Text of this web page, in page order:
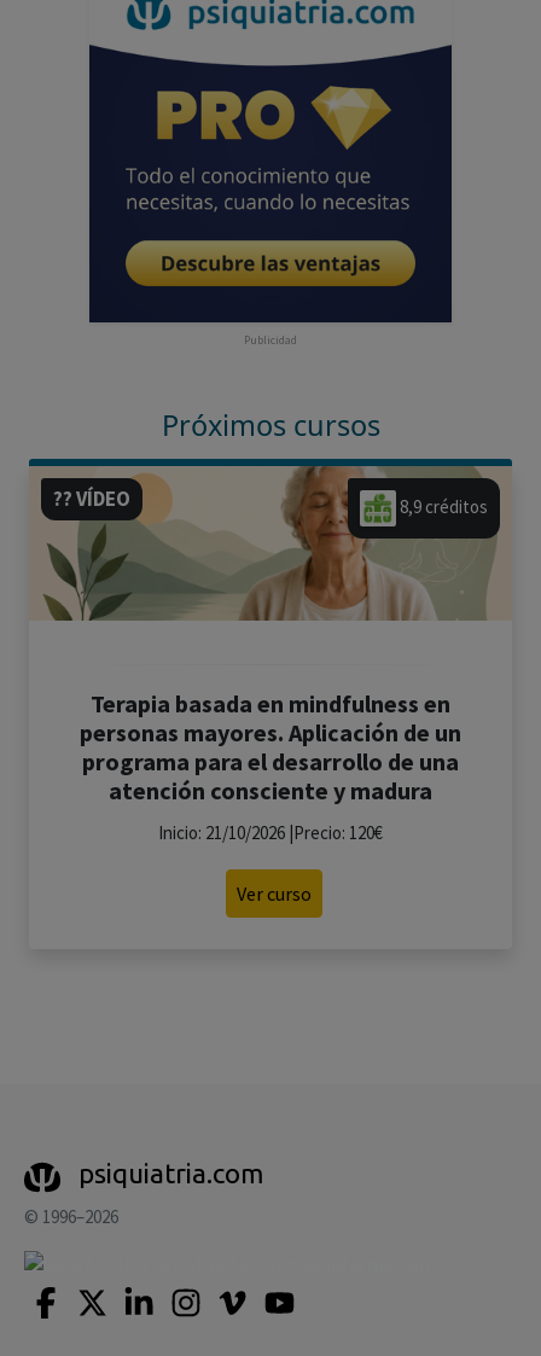
Publicidad
Próximos cursos
8,9 créditos
?? VÍDEO
Terapia basada en mindfulness en
personas mayores. Aplicación de un
programa para el desarrollo de una
atención consciente y madura
Inicio: 21/10/2026 |Precio: 120€
Ver curso
psiquiatria.com
© 1996–2026